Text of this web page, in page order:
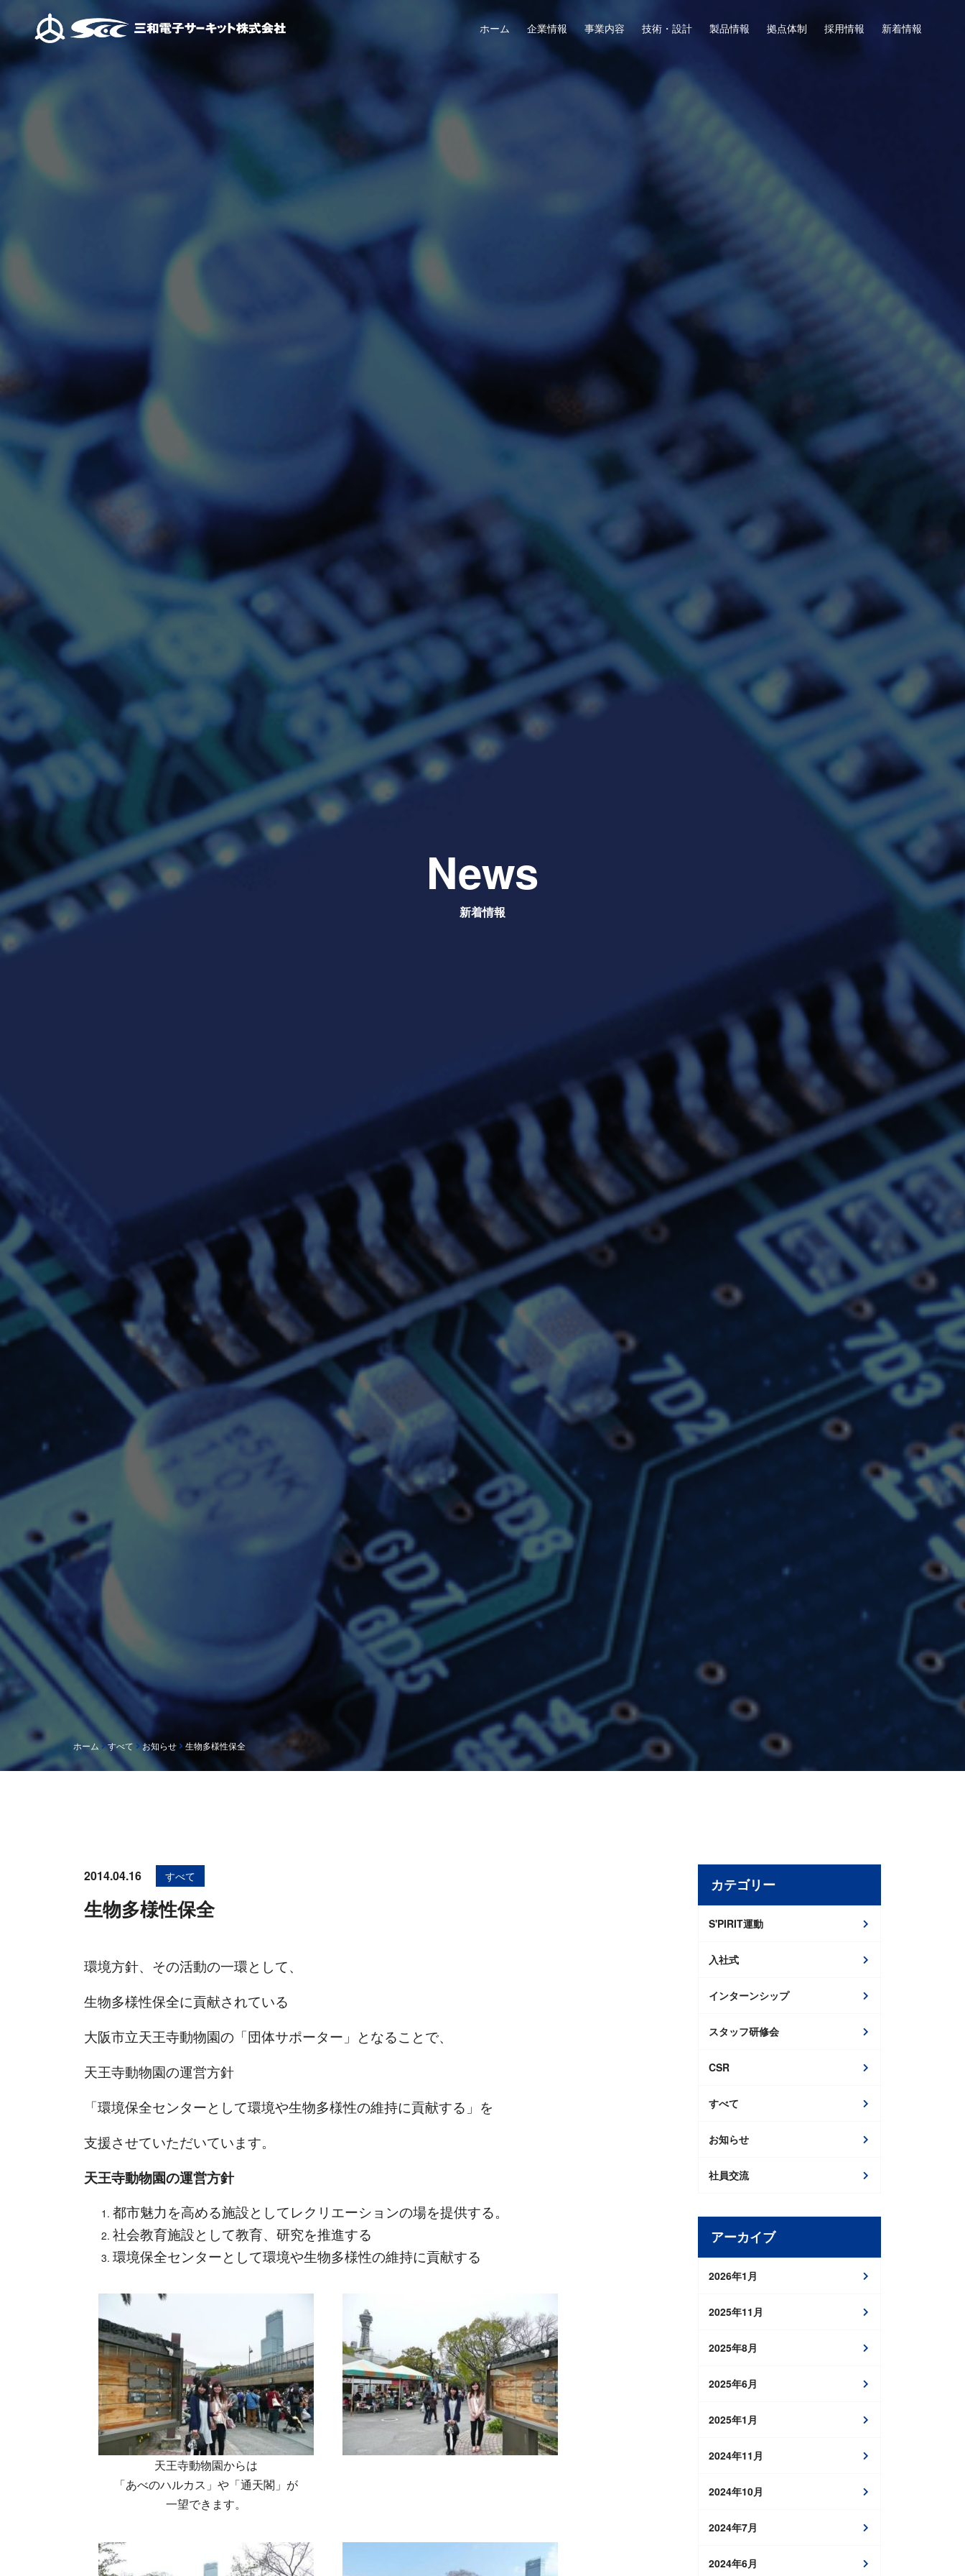
ホーム
企業情報
CSRなどの方針 関連会社
事業内容
技術・設計
先進の技術「デバイス基板」 CAD設計・試作実装
製品情報
拠点体制
採用情報
社員インタビュー 社員交流
新着情報
News
新着情報
ホーム すべて お知らせ 生物多様性保全
2014.04.16 すべて
生物多様性保全
環境方針、その活動の一環として、
生物多様性保全に貢献されている
大阪市立天王寺動物園の「団体サポーター」となることで、
天王寺動物園の運営方針
「環境保全センターとして環境や生物多様性の維持に貢献する」を
支援させていただいています。
天王寺動物園の運営方針
都市魅力を高める施設としてレクリエーションの場を提供する。
社会教育施設として教育、研究を推進する
環境保全センターとして環境や生物多様性の維持に貢献する
天王寺動物園からは
「あべのハルカス」や「通天閣」が
一望できます。
カテゴリー
S'PIRIT運動
入社式
インターンシップ
スタッフ研修会
CSR
すべて
お知らせ
社員交流
アーカイブ
2026年1月
2025年11月
2025年8月
2025年6月
2025年1月
2024年11月
2024年10月
2024年7月
2024年6月